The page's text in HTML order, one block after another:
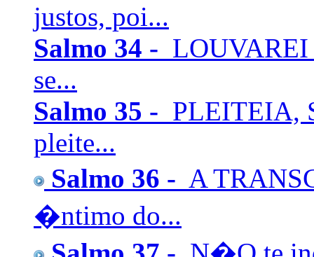
justos, poi...
Salmo 34 - LOUVAREI
se...
Salmo 35 - PLEITEIA,
pleite...
Salmo 36 - A
�ntimo do...